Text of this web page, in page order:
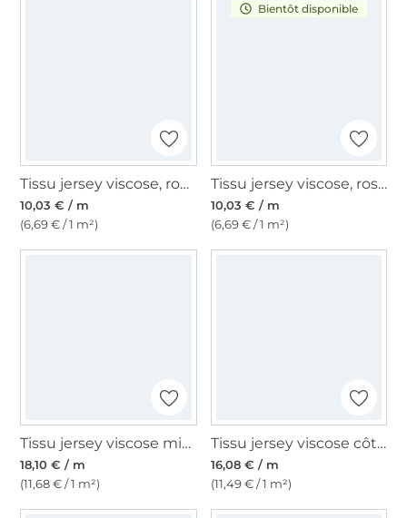
Tissu jersey viscose, rouge magenta
10,03 € / m
(6,69 € / 1 m²)
Bientôt disponible
Tissu jersey viscose, rose bébé
10,03 € / m
(6,69 € / 1 m²)
Tissu jersey viscose mix Fleurs Flower Lines, baie
18,10 € / m
(11,68 € / 1 m²)
Tissu jersey viscose côtelé gratté brushed, marron
16,08 € / m
(11,49 € / 1 m²)